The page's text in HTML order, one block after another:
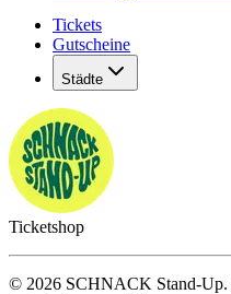
Tickets
Gutscheine
Städte
Ticketshop
© 2026 SCHNACK Stand-Up.